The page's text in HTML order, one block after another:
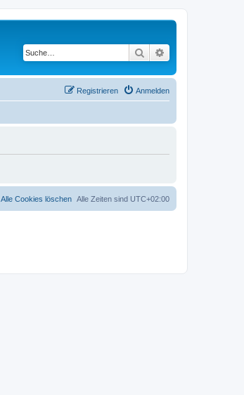
Suche
Anmelden
Registrieren
Alle Zeiten sind UTC+02:00
Alle Cookies löschen